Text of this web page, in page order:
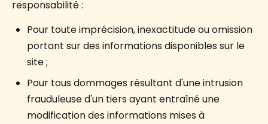
responsabilité :
Pour toute imprécision, inexactitude ou omission
portant sur des informations disponibles sur le
site ;
Pour tous dommages résultant d'une intrusion
frauduleuse d'un tiers ayant entraîné une
modification des informations mises à